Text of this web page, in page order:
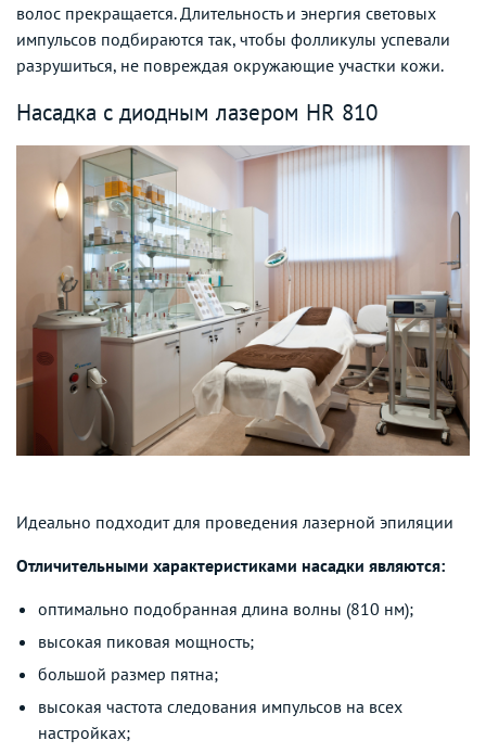
волос прекращается. Длительность и энергия световых
импульсов подбираются так, чтобы фолликулы успевали
разрушиться, не повреждая окружающие участки кожи.
Насадка с диодным лазером HR 810
Идеально подходит для проведения лазерной эпиляции
Отличительными характеристиками насадки являются:
оптимально подобранная длина волны (810 нм);
высокая пиковая мощность;
большой размер пятна;
высокая частота следования импульсов на всех
настройках;